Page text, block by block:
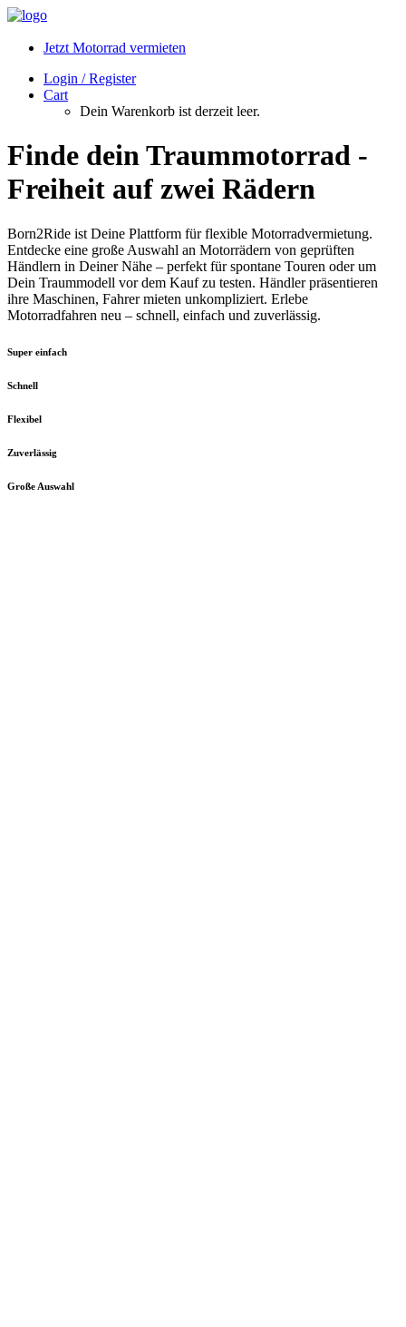
Jetzt Motorrad vermieten
Login / Register
Cart
Dein Warenkorb ist derzeit leer.
Finde dein Traummotorrad -
Freiheit auf zwei Rädern
Born2Ride ist Deine Plattform für flexible Motorradvermietung.
Entdecke eine große Auswahl an Motorrädern von geprüften
Händlern in Deiner Nähe – perfekt für spontane Touren oder um
Dein Traummodell vor dem Kauf zu testen. Händler präsentieren
ihre Maschinen, Fahrer mieten unkompliziert. Erlebe
Motorradfahren neu – schnell, einfach und zuverlässig.
Super einfach
Schnell
Flexibel
Zuverlässig
Große Auswahl